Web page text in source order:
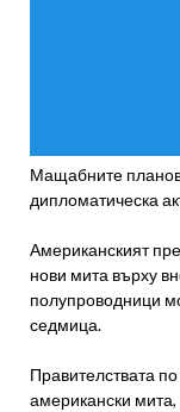
Мащабните
дипломатическа
Американският
нови мита върху
полупроводници
седмица.
Правителствата
американски мита,